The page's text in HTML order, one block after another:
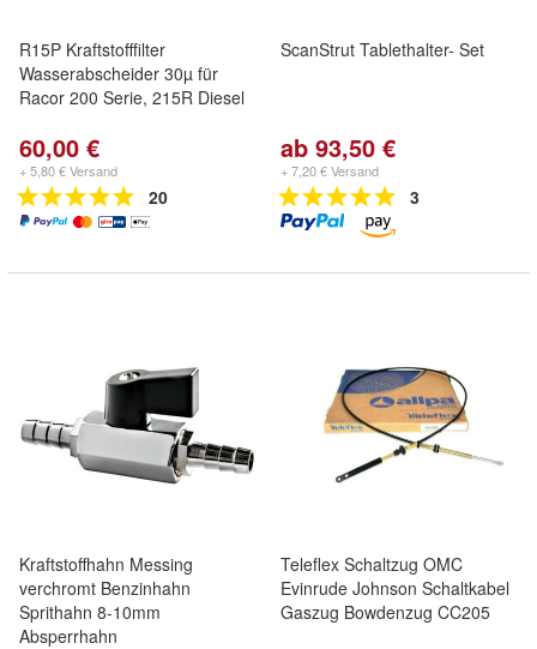
R15P Kraftstofffilter
Wasserabscheider 30µ für
Racor 200 Serie, 215R Diesel
60,00 €
+ 5,80 € Versand
20
ScanStrut Tablethalter- Set
ab 93,50 €
+ 7,20 € Versand
3
Kraftstoffhahn Messing
verchromt Benzinhahn
Sprithahn 8-10mm
Absperrhahn
Teleflex Schaltzug OMC
Evinrude Johnson Schaltkabel
Gaszug Bowdenzug CC205